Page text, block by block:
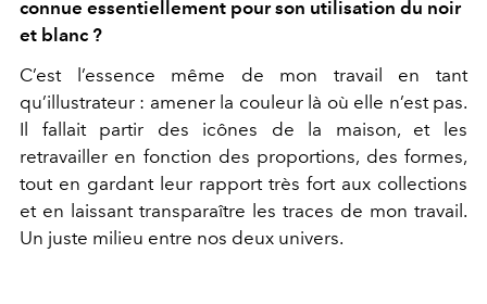
connue essentiellement pour son utilisation du noir
et blanc ?
C’est l’essence même de mon travail en tant
qu’illustrateur : amener la couleur là où elle n’est pas.
Il fallait partir des icônes de la maison, et les
retravailler en fonction des proportions, des formes,
tout en gardant leur rapport très fort aux collections
et en laissant transparaître les traces de mon travail.
Un juste milieu entre nos deux univers.